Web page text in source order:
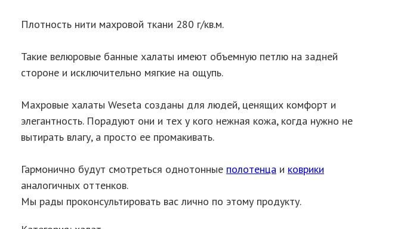
Плотность нити махровой ткани 280 г/кв.м.
Такие велюровые банные халаты имеют объемную петлю на задней
стороне и исключительно мягкие на ощупь.
Махровые халаты Weseta созданы для людей, ценящих комфорт и
элегантность. Порадуют они и тех у кого нежная кожа, когда нужно не
вытирать влагу, а просто ее промакивать.
Гармонично будут смотреться однотонные полотенца и коврики
аналогичных оттенков.
Мы рады проконсультировать вас лично по этому продукту.